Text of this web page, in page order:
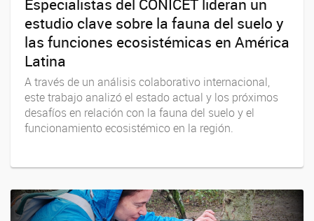
Especialistas del CONICET lideran un
estudio clave sobre la fauna del suelo y
las funciones ecosistémicas en América
Latina
A través de un análisis colaborativo internacional,
este trabajo analizó el estado actual y los próximos
desafíos en relación con la fauna del suelo y el
funcionamiento ecosistémico en la región.